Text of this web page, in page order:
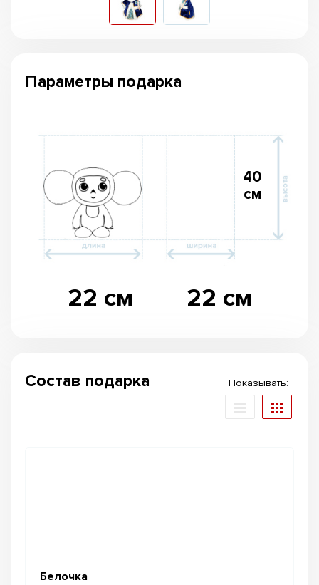
Параметры подарка
22 см 22 см
40
см
Состав подарка Показывать:
Белочка